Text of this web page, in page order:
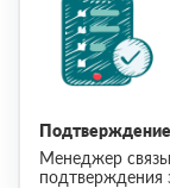
Подтверждение
Менеджер
подтверждения